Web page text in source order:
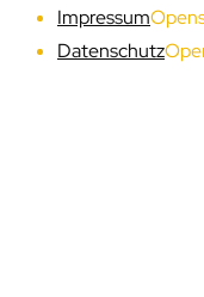
Impressum
Datenschutz